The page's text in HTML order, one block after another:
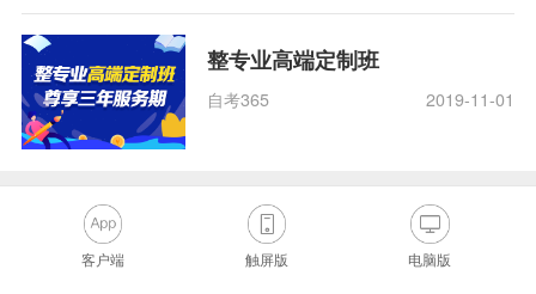
整专业高端定制班
自考365 2019-11-01
客户端 触屏版 电脑版